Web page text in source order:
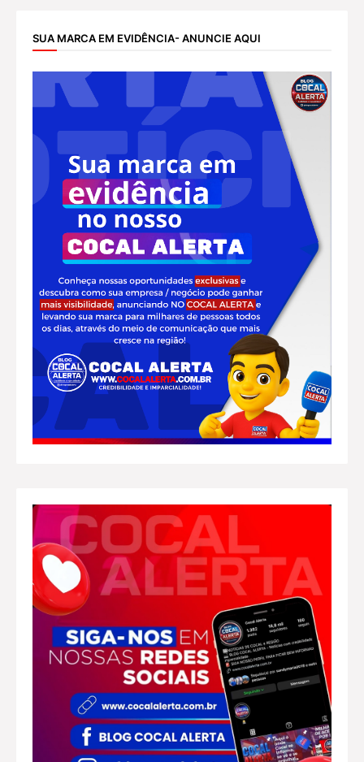
SUA MARCA EM EVIDÊNCIA- ANUNCIE AQUI